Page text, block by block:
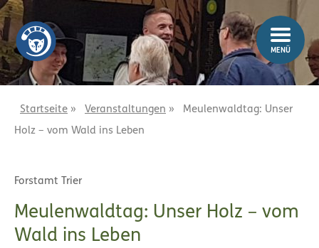
Z
u
m
I
n
Z
u
m
H
a
MENÜ
Startseite » Veranstaltungen »
Meulenwaldtag: Unser
Holz – vom Wald ins Leben
Forstamt Trier
Meulenwaldtag: Unser Holz – vom
Wald ins Leben